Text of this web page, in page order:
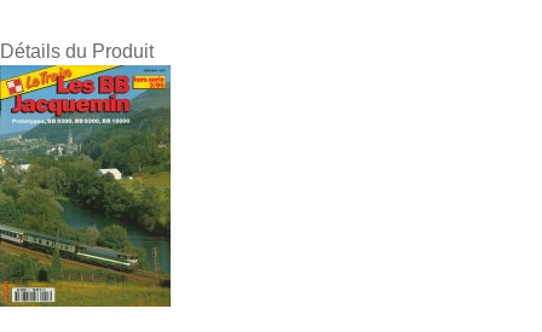
Détails du Produit